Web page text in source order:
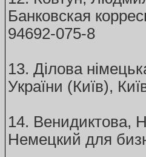
Банковская
94692-075-8
13. Ділова
України (Київ),
14. Венидиктова,
Немецкий для